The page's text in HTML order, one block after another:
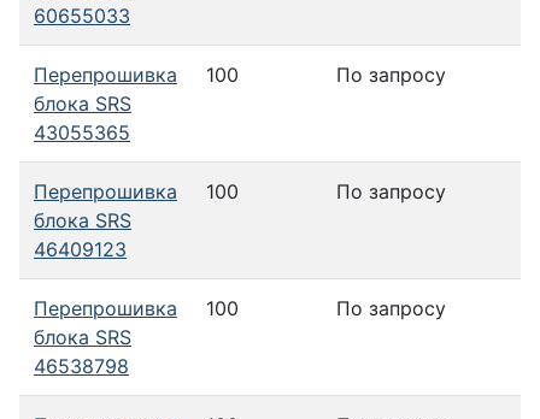
60655033
Перепрошивка
блока SRS
43055365
100 По запросу
Перепрошивка
блока SRS
46409123
100 По запросу
Перепрошивка
блока SRS
46538798
100 По запросу